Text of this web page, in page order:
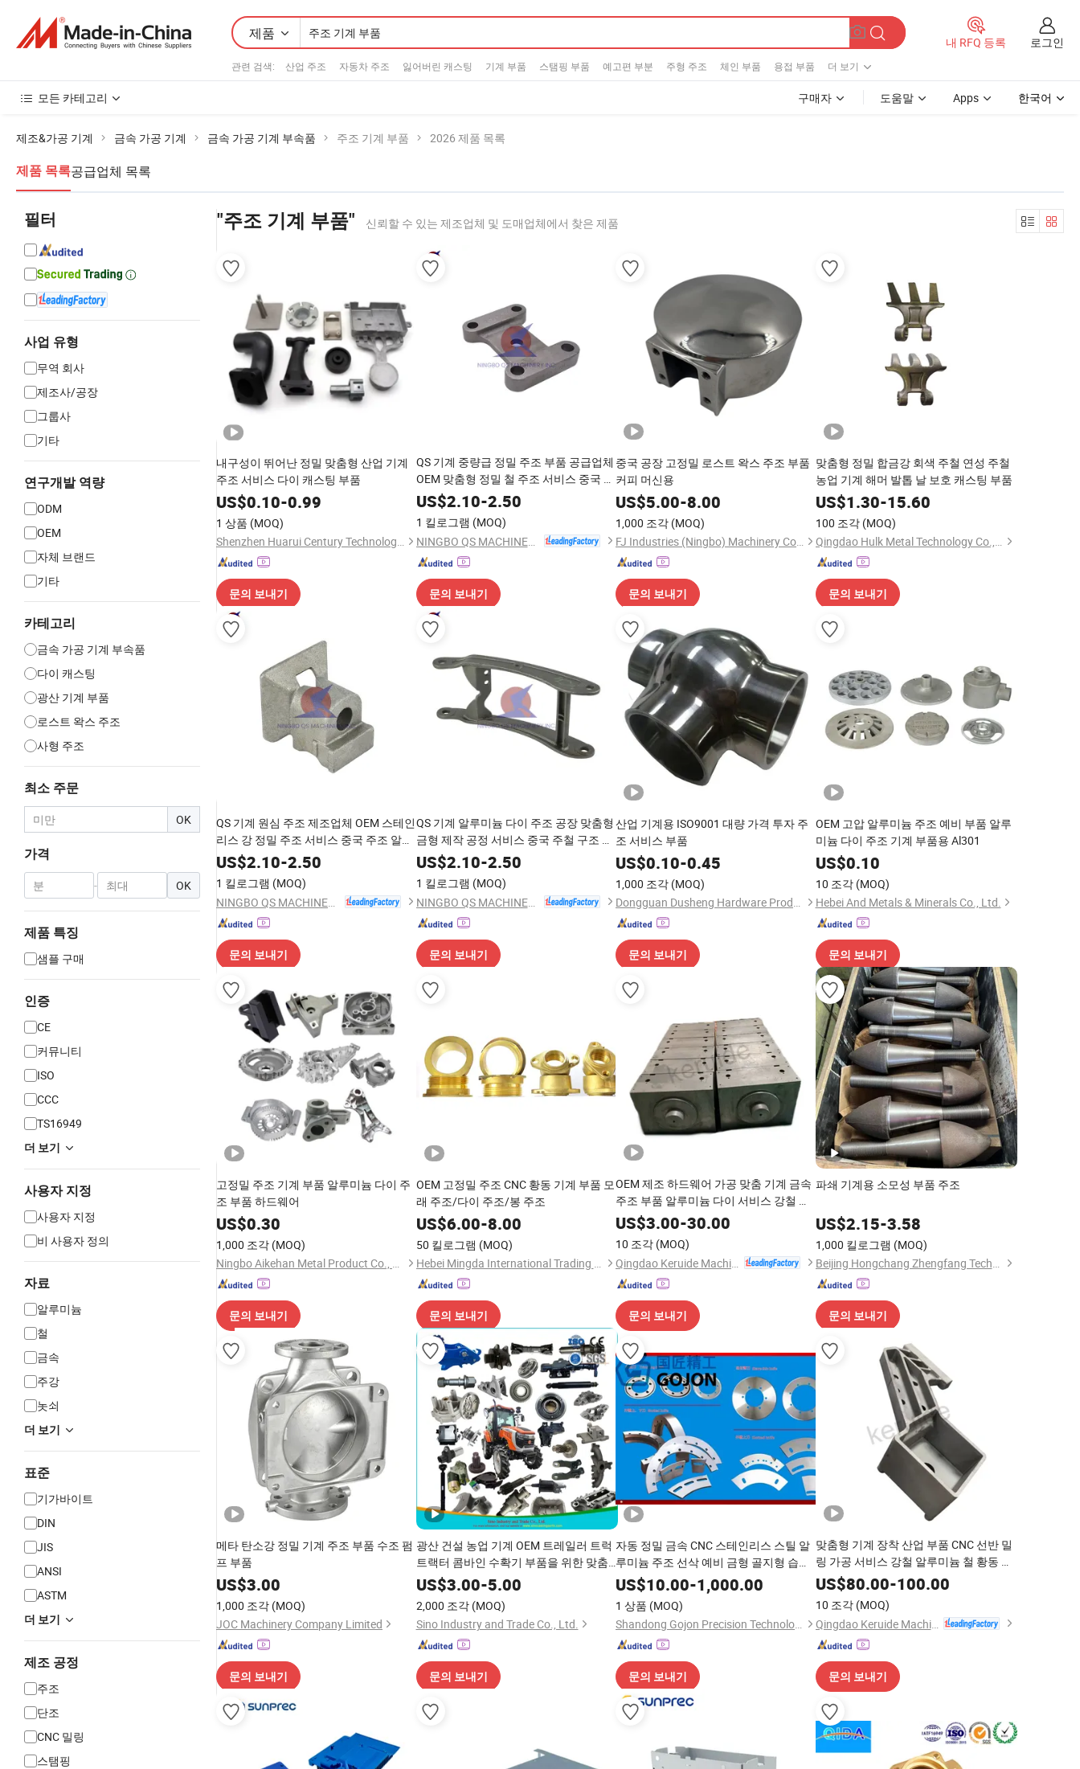
제품
관련 검색: 산업 주조 자동차 주조 잃어버린 캐스팅 기계 부품 스탬핑 부품 예고편 부분 주형 주조 체인 부품 용접 부품 더 보기
내 RFQ 등록 로그인
모든 카테고리 구매자 도움말 Apps 한국어
제조&가공 기계 금속 가공 기계 금속 가공 기계 부속품 주조 기계 부품 2026 제품 목록
제품 목록공급업체 목록
필터
사업 유형
무역 회사
제조사/공장
그룹사
기타
연구개발 역량
ODM
OEM
자체 브랜드
기타
카테고리
금속 가공 기계 부속품
다이 캐스팅
광산 기계 부품
로스트 왁스 주조
사형 주조
최소 주문
OK
가격
- OK
제품 특징
샘플 구매
인증
CE
커뮤니티
ISO
CCC
TS16949
더 보기
사용자 지정
사용자 지정
비 사용자 정의
자료
알루미늄
철
금속
주강
놋쇠
더 보기
표준
기가바이트
DIN
JIS
ANSI
ASTM
더 보기
제조 공정
주조
단조
CNC 밀링
스탬핑
"주조 기계 부품" 신뢰할 수 있는 제조업체 및 도매업체에서 찾은 제품
내구성이 뛰어난 정밀 맞춤형 산업 기계
주조 서비스 다이 캐스팅 부품
US$0.10-0.99
1 상품 (MOQ)
Shenzhen Huarui Century Technology Co., Ltd.
문의 보내기
QS 기계 중량급 정밀 주조 부품 공급업체
OEM 맞춤형 정밀 철 주조 서비스 중국 내
열성 주조 트럭 부품
US$2.10-2.50
1 킬로그램 (MOQ)
NINGBO QS MACHINERY INC.
문의 보내기
중국 공장 고정밀 로스트 왁스 주조 부품
커피 머신용
US$5.00-8.00
1,000 조각 (MOQ)
FJ Industries (Ningbo) Machinery Co., Ltd.
문의 보내기
맞춤형 정밀 합금강 회색 주철 연성 주철
농업 기계 해머 발톱 날 보호 캐스팅 부품
US$1.30-15.60
100 조각 (MOQ)
Qingdao Hulk Metal Technology Co., Ltd.
문의 보내기
QS 기계 원심 주조 제조업체 OEM 스테인
리스 강 정밀 주조 서비스 중국 주조 알루
미늄 금속 주조 부품
US$2.10-2.50
1 킬로그램 (MOQ)
문의 보내기
QS 기계 알루미늄 다이 주조 공장 맞춤형
금형 제작 공정 서비스 중국 주철 구조 부
품 농업 기계용
US$2.10-2.50
1 킬로그램 (MOQ)
NINGBO QS MACHINERY INC.
문의 보내기
산업 기계용 ISO9001 대량 가격 투자 주
조 서비스 부품
US$0.10-0.45
1,000 조각 (MOQ)
Dongguan Dusheng Hardware Products Co., Ltd.
문의 보내기
OEM 고압 알루미늄 주조 예비 부품 알루
미늄 다이 주조 기계 부품용 Al301
US$0.10
10 조각 (MOQ)
Hebei And Metals & Minerals Co., Ltd.
문의 보내기
고정밀 주조 기계 부품 알루미늄 다이 주
조 부품 하드웨어
US$0.30
1,000 조각 (MOQ)
Ningbo Aikehan Metal Product Co., Ltd.
문의 보내기
OEM 고정밀 주조 CNC 황동 기계 부품 모
래 주조/다이 주조/봉 주조
US$6.00-8.00
50 킬로그램 (MOQ)
Hebei Mingda International Trading Co., Ltd.
문의 보내기
OEM 제조 하드웨어 가공 맞춤 기계 금속
주조 부품 알루미늄 다이 서비스 강철 가
공 금속 샌드 투자 정밀 CNC 가공 부품
US$3.00-30.00
10 조각 (MOQ)
문의 보내기
파쇄 기계용 소모성 부품 주조
US$2.15-3.58
1,000 킬로그램 (MOQ)
Beijing Hongchang Zhengfang Technology Co., Ltd.
문의 보내기
메타 탄소강 정밀 기계 주조 부품 수조 펌
프 부품
US$3.00
1,000 조각 (MOQ)
JOC Machinery Company Limited
문의 보내기
광산 건설 농업 기계 OEM 트레일러 트럭
트랙터 콤바인 수확기 부품을 위한 맞춤
형 회색 주철
US$3.00-5.00
2,000 조각 (MOQ)
Sino Industry and Trade Co., Ltd.
문의 보내기
자동 정밀 금속 CNC 스테인리스 스틸 알
루미늄 주조 선삭 예비 금형 골지형 습식
기계 가공 기계 가공 파트
US$10.00-1,000.00
1 상품 (MOQ)
Shandong Gojon Precision Technology Co., Ltd
문의 보내기
맞춤형 기계 장착 산업 부품 CNC 선반 밀
링 가공 서비스 강철 알루미늄 철 황동 구
리 다이 투자 분실 왁스 주조 부품
US$80.00-100.00
10 조각 (MOQ)
Qingdao Keruide Machinery Manufacturing Co., Ltd.
문의 보내기